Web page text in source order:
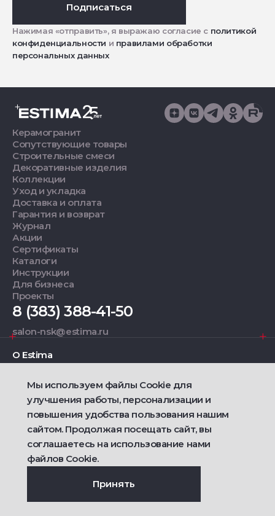
Подписаться
Нажимая «отправить», я выражаю согласие с политикой
конфиденциальности и правилами обработки
персональных данных
Керамогранит
Сопутствующие товары
Строительные смеси
Декоративные изделия
Коллекции
Уход и укладка
Доставка и оплата
Гарантия и возврат
Журнал
Акции
Сертификаты
Каталоги
Инструкции
Для бизнеса
Проекты
8 (383) 388-41-50
salon-nsk@estima.ru
О Estima
Дизайнерам
Фирменные салоны
2021 — 2026 © Estima
Политика конфиденциальности
Ametist IT
Мы используем файлы Cookie для
улучшения работы, персонализации и
повышения удобства пользования нашим
сайтом. Продолжая посещать сайт, вы
соглашаетесь на использование нами
файлов Cookie.
Принять